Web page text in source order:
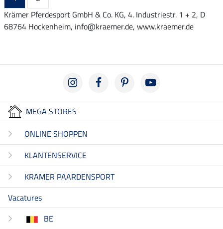
Krämer Pferdesport GmbH & Co. KG, 4. Industriestr. 1 + 2, D
68764 Hockenheim, info@kraemer.de, www.kraemer.de
MEGA STORES
ONLINE SHOPPEN
KLANTENSERVICE
KRAMER PAARDENSPORT
Vacatures
BE